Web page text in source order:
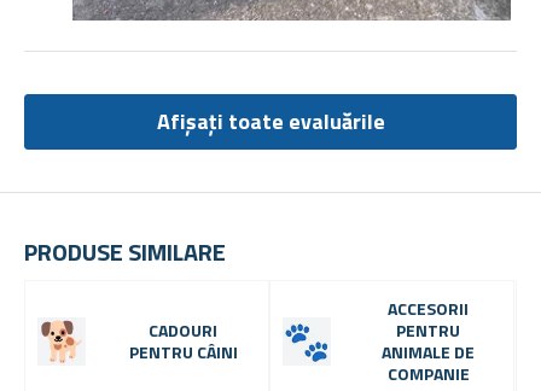
PRODUSE SIMILARE
CADOURI
PENTRU CÂINI
ACCESORII
PENTRU
ANIMALE DE
COMPANIE
Afișați toate evaluările